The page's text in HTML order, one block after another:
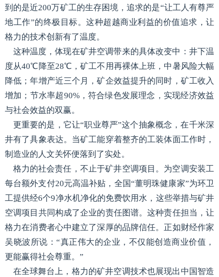
到的是近200万矿工的生存困境，追求的是“让工人有尊严
地工作”的终极目标。这种超越商业利益的价值追求，让
格力的技术创新有了温度。
这种温度，体现在矿井空调带来的具体改变中：井下温
度从40℃降至28℃，矿工不用再裸体上班，中暑风险大幅
降低；年增产近三个月，矿企效益提升的同时，矿工收入
增加；节水率超90%，符合绿色发展理念，实现经济效益
与社会效益的双赢。
更重要的是，它让“职业尊严”这个抽象概念，在千米深
井有了具象表达。当矿工能穿着整齐的工装体面工作时，
制造业的人文关怀便落到了实处。
格力的社会责任，不止于矿井空调项目。为空调安装工
每台额外支付20元高温补贴，全国“董明珠健康家”为环卫
工提供经6个9净水机净化的免费饮用水，这些举措与矿井
空调项目共同构成了企业的责任图谱。这种责任担当，让
格力在消费者心中建立了深厚的品牌信任。正如财经作家
吴晓波所说：“真正伟大的企业，不仅能创造商业价值，
更能赢得社会尊重。”
在全球舞台上，格力的矿井空调技术也展现出中国智造